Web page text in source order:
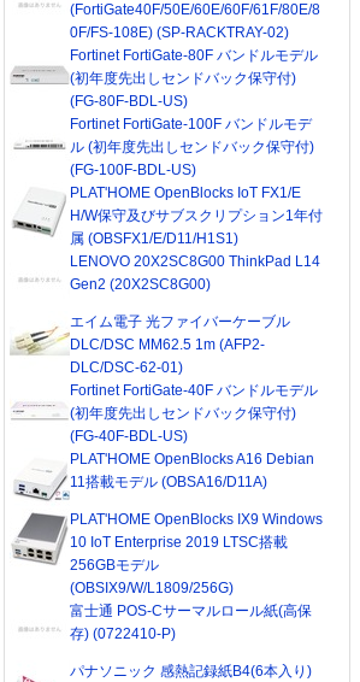
(FortiGate40F/50E/60E/60F/61F/80E/8
0F/FS-108E) (SP-RACKTRAY-02)
Fortinet FortiGate-80F バンドルモデル
(初年度先出しセンドバック保守付)
(FG-80F-BDL-US)
Fortinet FortiGate-100F バンドルモデ
ル (初年度先出しセンドバック保守付)
(FG-100F-BDL-US)
PLAT'HOME OpenBlocks IoT FX1/E
H/W保守及びサブスクリプション1年付
属 (OBSFX1/E/D11/H1S1)
LENOVO 20X2SC8G00 ThinkPad L14
Gen2 (20X2SC8G00)
エイム電子 光ファイバーケーブル
DLC/DSC MM62.5 1m (AFP2-
DLC/DSC-62-01)
Fortinet FortiGate-40F バンドルモデル
(初年度先出しセンドバック保守付)
(FG-40F-BDL-US)
PLAT'HOME OpenBlocks A16 Debian
11搭載モデル (OBSA16/D11A)
PLAT'HOME OpenBlocks IX9 Windows
10 IoT Enterprise 2019 LTSC搭載
256GBモデル
(OBSIX9/W/L1809/256G)
富士通 POS-Cサーマルロール紙(高保
存) (0722410-P)
パナソニック 感熱記録紙B4(6本入り)